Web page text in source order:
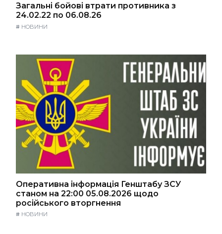
Загальні бойові втрати противника з
24.02.22 по 06.08.26
# НОВИНИ
Оперативна інформація Генштабу ЗСУ
станом на 22:00 05.08.2026 щодо
російського вторгнення
# НОВИНИ